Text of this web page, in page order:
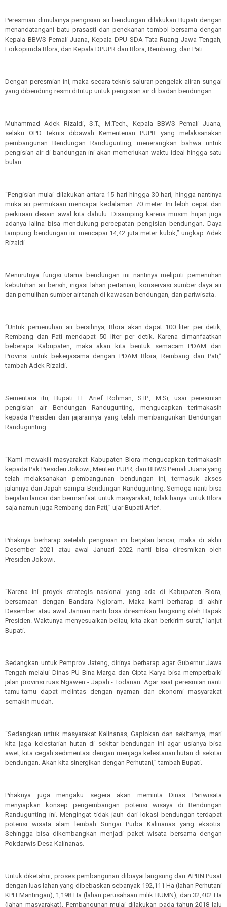
Peresmian dimulainya pengisian air bendungan dilakukan Bupati dengan
menandatangani batu prasasti dan penekanan tombol bersama dengan
Kepala BBWS Pemali Juana, Kepala DPU SDA Tata Ruang Jawa Tengah,
Forkopimda Blora, dan Kepala DPUPR dari Blora, Rembang, dan Pati.
Dengan peresmian ini, maka secara teknis saluran pengelak aliran sungai
yang dibendung resmi ditutup untuk pengisian air di badan bendungan.
Muhammad Adek Rizaldi, S.T., M.Tech., Kepala BBWS Pemali Juana,
selaku OPD teknis dibawah Kementerian PUPR yang melaksanakan
pembangunan Bendungan Randugunting, menerangkan bahwa untuk
pengisian air di bandungan ini akan memerlukan waktu ideal hingga satu
bulan.
“Pengisian mulai dilakukan antara 15 hari hingga 30 hari, hingga nantinya
muka air permukaan mencapai kedalaman 70 meter. Ini lebih cepat dari
perkiraan desain awal kita dahulu. Disamping karena musim hujan juga
adanya lalina bisa mendukung percepatan pengisian bendungan. Daya
tampung bendungan ini mencapai 14,42 juta meter kubik,” ungkap Adek
Rizaldi.
Menurutnya fungsi utama bendungan ini nantinya meliputi pemenuhan
kebutuhan air bersih, irigasi lahan pertanian, konservasi sumber daya air
dan pemulihan sumber air tanah di kawasan bendungan, dan pariwisata.
“Untuk pemenuhan air bersihnya, Blora akan dapat 100 liter per detik,
Rembang dan Pati mendapat 50 liter per detik. Karena dimanfaatkan
beberapa Kabupaten, maka akan kita bentuk semacam PDAM dari
Provinsi untuk bekerjasama dengan PDAM Blora, Rembang dan Pati,”
tambah Adek Rizaldi.
Sementara itu, Bupati H. Arief Rohman, S.IP., M.Si, usai peresmian
pengisian air Bendungan Randugunting, mengucapkan terimakasih
kepada Presiden dan jajarannya yang telah membangunkan Bendungan
Randugunting.
“Kami mewakili masyarakat Kabupaten Blora mengucapkan terimakasih
kepada Pak Presiden Jokowi, Menteri PUPR, dan BBWS Pemali Juana yang
telah melaksanakan pembangunan bendungan ini, termasuk akses
jalannya dari Japah sampai Bendungan Randugunting. Semoga nanti bisa
berjalan lancar dan bermanfaat untuk masyarakat, tidak hanya untuk Blora
saja namun juga Rembang dan Pati,” ujar Bupati Arief.
Pihaknya berharap setelah pengisian ini berjalan lancar, maka di akhir
Desember 2021 atau awal Januari 2022 nanti bisa diresmikan oleh
Presiden Jokowi.
“Karena ini proyek strategis nasional yang ada di Kabupaten Blora,
bersamaan dengan Bandara Ngloram. Maka kami berharap di akhir
Desember atau awal Januari nanti bisa diresmikan langsung oleh Bapak
Presiden. Waktunya menyesuaikan beliau, kita akan berkirim surat,” lanjut
Bupati.
Sedangkan untuk Pemprov Jateng, dirinya berharap agar Gubernur Jawa
Tengah melalui Dinas PU Bina Marga dan Cipta Karya bisa memperbaiki
jalan provinsi ruas Ngawen - Japah - Todanan. Agar saat peresmian nanti
tamu-tamu dapat melintas dengan nyaman dan ekonomi masyarakat
semakin mudah.
“Sedangkan untuk masyarakat Kalinanas, Gaplokan dan sekitarnya, mari
kita jaga kelestarian hutan di sekitar bendungan ini agar usianya bisa
awet, kita cegah sedimentasi dengan menjaga kelestarian hutan di sekitar
bendungan. Akan kita sinergikan dengan Perhutani,” tambah Bupati.
Pihaknya juga mengaku segera akan meminta Dinas Pariwisata
menyiapkan konsep pengembangan potensi wisaya di Bendungan
Randugunting ini. Mengingat tidak jauh dari lokasi bendungan terdapat
potensi wisata alam lembah Sungai Purba Kalinanas yang eksotis.
Sehingga bisa dikembangkan menjadi paket wisata bersama dengan
Pokdarwis Desa Kalinanas.
Untuk diketahui, proses pembangunan dibiayai langsung dari APBN Pusat
dengan luas lahan yang dibebaskan sebanyak 192,111 Ha (lahan Perhutani
KPH Mantingan), 1,198 Ha (lahan perusahaan milik BUMN), dan 32,402 Ha
(lahan masyarakat). Pembangunan mulai dilakukan pada tahun 2018 lalu